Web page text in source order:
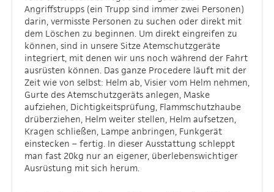
Angriffstrupps (ein Trupp sind immer zwei Personen)
darin, vermisste Personen zu suchen oder direkt mit
dem Löschen zu beginnen. Um direkt eingreifen zu
können, sind in unsere Sitze Atemschutzgeräte
integriert, mit denen wir uns noch während der Fahrt
ausrüsten können. Das ganze Procedere läuft mit der
Zeit wie von selbst: Helm ab, Visier vom Helm nehmen,
Gurte des Atemschutzgeräts anlegen, Maske
aufziehen, Dichtigkeitsprüfung, Flammschutzhaube
drüberziehen, Helm weiter stellen, Helm aufsetzen,
Kragen schließen, Lampe anbringen, Funkgerät
einstecken – fertig. In dieser Ausstattung schleppt
man fast 20kg nur an eigener, überlebenswichtiger
Ausrüstung mit sich herum.